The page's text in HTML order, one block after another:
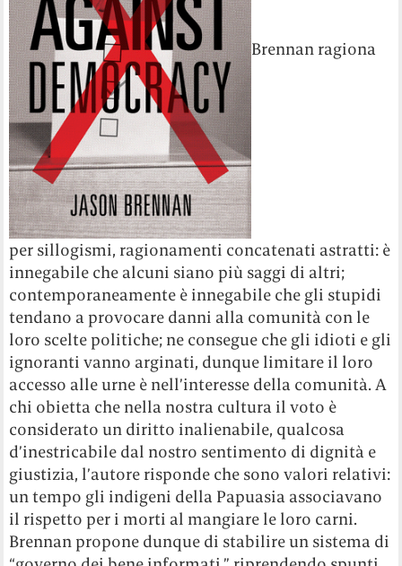
Brennan ragiona
per sillogismi, ragionamenti concatenati astratti: è
innegabile che alcuni siano più saggi di altri;
contemporaneamente è innegabile che gli stupidi
tendano a provocare danni alla comunità con le
loro scelte politiche; ne consegue che gli idioti e gli
ignoranti vanno arginati, dunque limitare il loro
accesso alle urne è nell’interesse della comunità. A
chi obietta che nella nostra cultura il voto è
considerato un diritto inalienabile, qualcosa
d’inestricabile dal nostro sentimento di dignità e
giustizia, l’autore risponde che sono valori relativi:
un tempo gli indigeni della Papuasia associavano
il rispetto per i morti al mangiare le loro carni.
Brennan propone dunque di stabilire un sistema di